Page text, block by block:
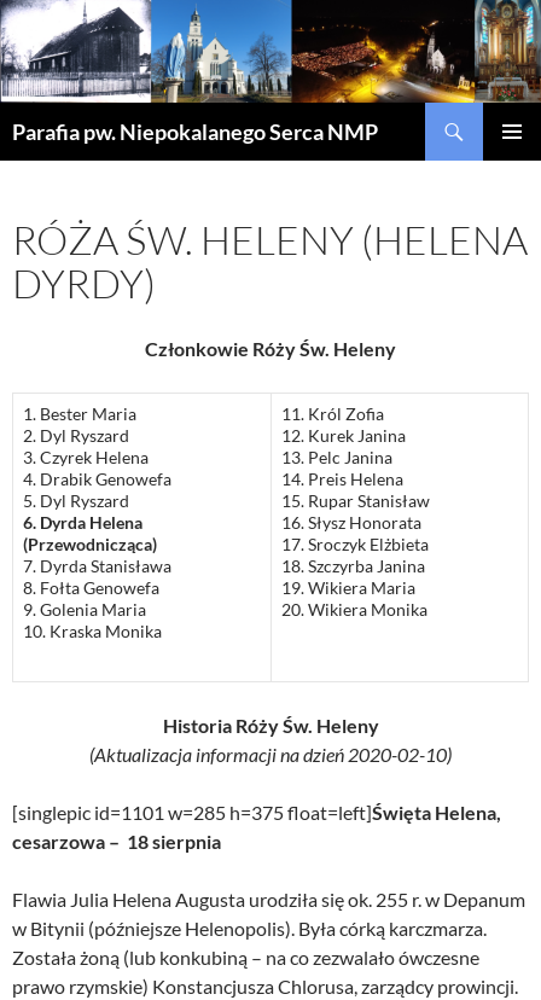
Parafia pw. Niepokalanego Serca NMP
RÓŻA ŚW. HELENY (HELENA
DYRDY)
Członkowie Róży Św. Heleny
1. Bester Maria
2. Dyl Ryszard
3. Czyrek Helena
4. Drabik Genowefa
5. Dyl Ryszard
6. Dyrda Helena
(Przewodnicząca)
7. Dyrda Stanisława
8. Fołta Genowefa
9. Golenia Maria
10. Kraska Monika
11. Król Zofia
12. Kurek Janina
13. Pelc Janina
14. Preis Helena
15. Rupar Stanisław
16. Słysz Honorata
17. Sroczyk Elżbieta
18. Szczyrba Janina
19. Wikiera Maria
20. Wikiera Monika
Historia Róży Św. Heleny
(Aktualizacja informacji na dzień 2020-02-10)
[singlepic id=1101 w=285 h=375 float=left]Święta Helena,
cesarzowa – 18 sierpnia
Flawia Julia Helena Augusta urodziła się ok. 255 r. w Depanum
w Bitynii (późniejsze Helenopolis). Była córką karczmarza.
Została żoną (lub konkubiną – na co zezwalało ówczesne
prawo rzymskie) Konstancjusza Chlorusa, zarządcy prowincji.